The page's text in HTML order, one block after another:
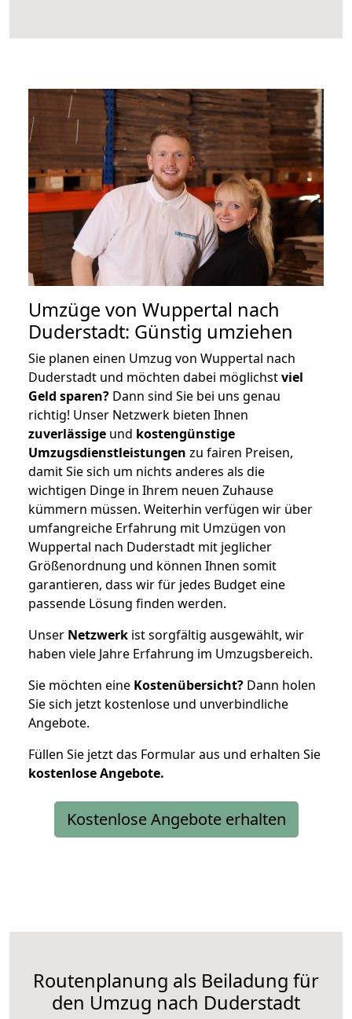
Umzüge von Wuppertal nach
Duderstadt: Günstig umziehen
Sie planen einen Umzug von Wuppertal nach
Duderstadt und möchten dabei möglichstviel
Geld sparen? Dann sind Sie bei uns genau
richtig! Unser Netzwerk bieten Ihnen
zuverlässige und kostengünstige
Umzugsdienstleistungen zu fairen Preisen,
damit Sie sich um nichts anderes als die
wichtigen Dinge in Ihrem neuen Zuhause
kümmern müssen. Weiterhin verfügen wir über
umfangreiche Erfahrung mit Umzügen von
Wuppertal nach Duderstadt mit jeglicher
Größenordnung und können Ihnen somit
garantieren, dass wir für jedes Budget eine
passende Lösung finden werden.
Unser Netzwerk ist sorgfältig ausgewählt, wir
haben viele Jahre Erfahrung im Umzugsbereich.
Sie möchten eine Kostenübersicht? Dann holen
Sie sich jetzt kostenlose und unverbindliche
Angebote.
Füllen Sie jetzt das Formular aus und erhalten Sie
kostenloseAngebote.
Kostenlose Angebote erhalten
Routenplanung als Beiladung für
den Umzug nach Duderstadt